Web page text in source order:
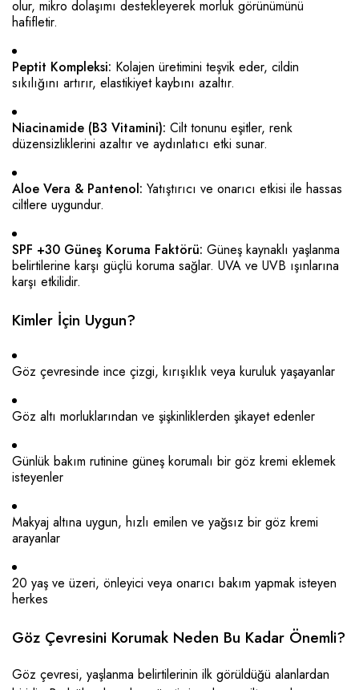
olur, mikro dolaşımı destekleyerek morluk görünümünü
hafifletir.
Peptit Kompleksi: Kolajen üretimini teşvik eder, cildin
sıkılığını artırır, elastikiyet kaybını azaltır.
Niacinamide (B3 Vitamini): Cilt tonunu eşitler, renk
düzensizliklerini azaltır ve aydınlatıcı etki sunar.
Aloe Vera & Pantenol: Yatıştırıcı ve onarıcı etkisi ile hassas
ciltlere uygundur.
SPF +30 Güneş Koruma Faktörü: Güneş kaynaklı yaşlanma
belirtilerine karşı güçlü koruma sağlar. UVA ve UVB ışınlarına
karşı etkilidir.
Kimler İçin Uygun?
Göz çevresinde ince çizgi, kırışıklık veya kuruluk yaşayanlar
Göz altı morluklarından ve şişkinliklerden şikayet edenler
Günlük bakım rutinine güneş korumalı bir göz kremi eklemek
isteyenler
Makyaj altına uygun, hızlı emilen ve yağsız bir göz kremi
arayanlar
20 yaş ve üzeri, önleyici veya onarıcı bakım yapmak isteyen
herkes
Göz Çevresini Korumak Neden Bu Kadar Önemli?
Göz çevresi, yaşlanma belirtilerinin ilk görüldüğü alanlardan